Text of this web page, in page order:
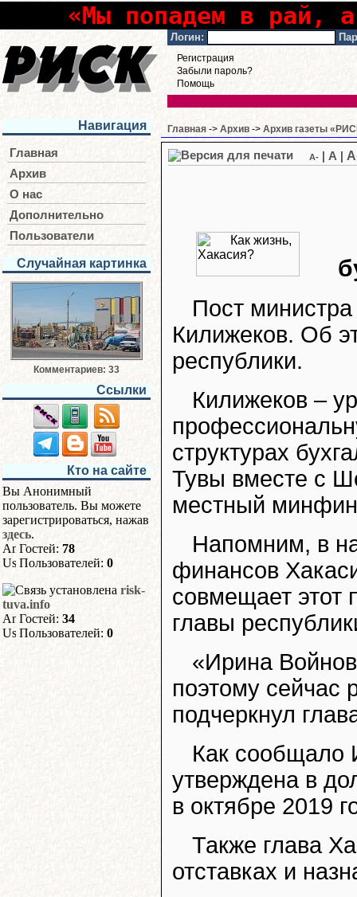
«Мы попадем в рай,
Логин:
Регистрация
Забыли пароль?
Помощь
Навигация
Главная
Архив
О нас
Дополнительно
Пользователи
Случайная картинка
Комментариев: 33
Ссылки
Кто на сайте
Вы Анонимный
пользователь. Вы можете
зарегистрироваться, нажав
здесь.
Гостей: 78
Пользователей: 0
risk-
tuva.info
Гостей: 34
Пользователей: 0
Главная -> Архив -> Архив газеты
A- A
Пост
Килижеков. Об
республики.
Килижеков –
структурах
Тувы вместе с
местный
Напомним, в
финансов
совмещает этот
главы
«Ирина
поэтому сейчас
подчеркнул
Как сообщало
утверждена в
в октябре 2019
Также глава
отставках и